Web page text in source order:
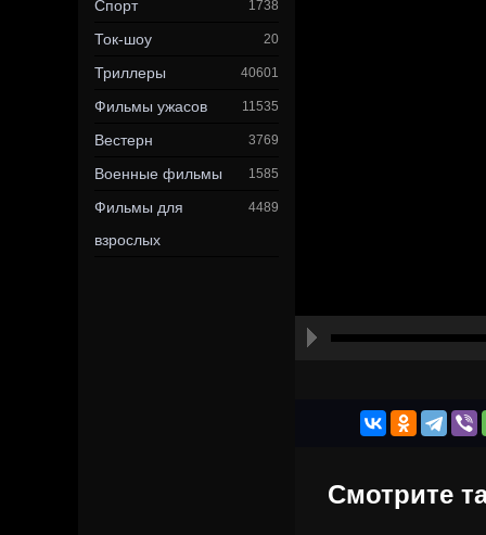
Спорт 1738
Ток-шоу 20
Триллеры 40601
Фильмы ужасов 11535
Вестерн 3769
Военные фильмы 1585
Фильмы для
взрослых
4489
Смотрите